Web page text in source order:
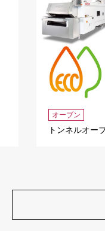
オーブン
トンネルオー